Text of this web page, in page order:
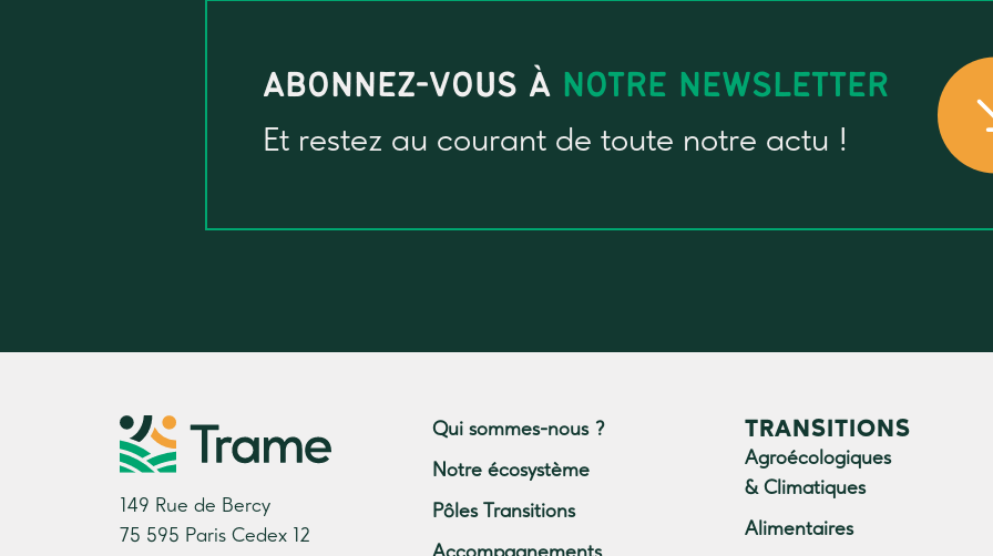
ABONNEZ-VOUS À NOTRE NEWSLETTER
Et restez au courant de toute notre actu !
149 Rue de Bercy
75 595 Paris Cedex 12
Qui sommes-nous ?
Notre écosystème
Pôles Transitions
TRANSITIONS
Agroécologiques
& Climatiques
Alimentaires